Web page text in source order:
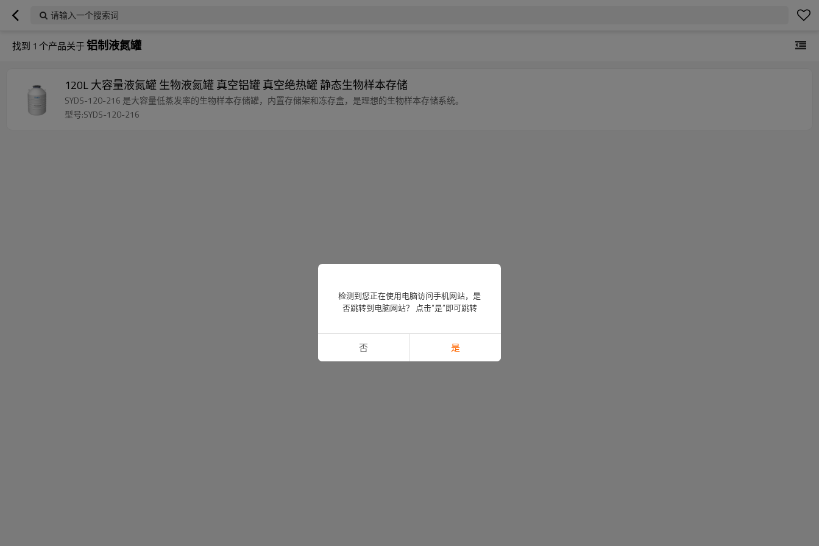
请输入一个搜索词
找到 1 个产品关于铝制液氮罐
120L 大容量液氮罐 生物液氮罐 真空铝罐 真空绝热罐 静态生物样本存储
SYDS-120-216 是大容量低蒸发率的生物样本存储罐，内置存储架和冻存盒，是理想的生物样本存储系统。
型号:SYDS-120-216
检测到您正在使用电脑访问手机网站，是
否跳转到电脑网站？ 点击“是”即可跳转
否 是